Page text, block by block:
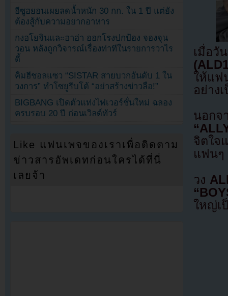
เมื่อวั
ให้แ
อย่าง
นอกจ
จิตใจ
แฟนๆ
วง
ใหญ่เ
อีซูฮยอนเผยลดน้ำหนัก 30 กก. ใน 1 ปี แต่ยัง
ต้องสู้กับความอยากอาหาร
กงฮโยจินและฮาฮ่า ออกโรงปกป้อง จองจุน
วอน หลังถูกวิจารณ์เรื่องท่าทีในรายการวาไร
ตี้
คิมฮีชอลแซว “SISTAR สายบวกอันดับ 1 ใน
วงการ” ทำโซยูรีบโต้ “อย่าสร้างข่าวลือ!”
BIGBANG เปิดตัวแท่งไฟเวอร์ชั่นใหม่ ฉลอง
ครบรอบ 20 ปี ก่อนเวิลด์ทัวร์
Like แฟนเพจของเราเพื่อติดตาม
ข่าวสารอัพเดทก่อนใครได้ที่นี่
เลยจ้า